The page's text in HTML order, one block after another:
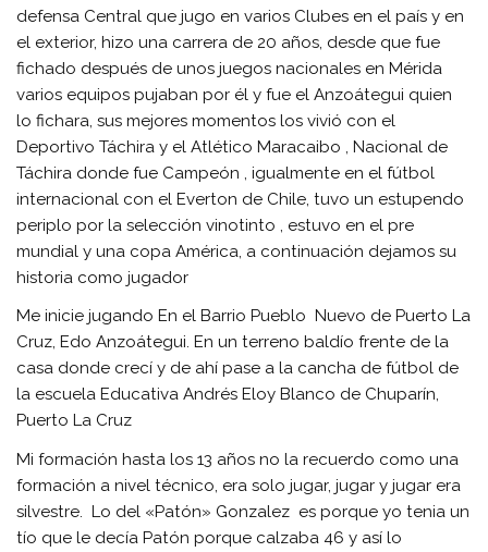
defensa Central que jugo en varios Clubes en el país y en
el exterior, hizo una carrera de 20 años, desde que fue
fichado después de unos juegos nacionales en Mérida
varios equipos pujaban por él y fue el Anzoátegui quien
lo fichara, sus mejores momentos los vivió con el
Deportivo Táchira y el Atlético Maracaibo , Nacional de
Táchira donde fue Campeón , igualmente en el fútbol
internacional con el Everton de Chile, tuvo un estupendo
periplo por la selección vinotinto , estuvo en el pre
mundial y una copa América, a continuación dejamos su
historia como jugador
Me inicie jugando En el Barrio Pueblo Nuevo de Puerto La
Cruz, Edo Anzoátegui. En un terreno baldío frente de la
casa donde crecí y de ahí pase a la cancha de fútbol de
la escuela Educativa Andrés Eloy Blanco de Chuparín,
Puerto La Cruz
Mi formación hasta los 13 años no la recuerdo como una
formación a nivel técnico, era solo jugar, jugar y jugar era
silvestre. Lo del «Patón» Gonzalez es porque yo tenia un
tío que le decía Patón porque calzaba 46 y así lo